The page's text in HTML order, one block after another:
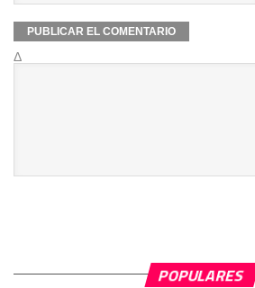
Δ
POPULARES